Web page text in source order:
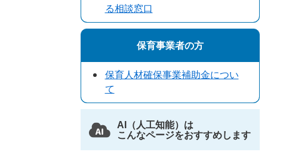
る相談窓口
保育事業者の方
保育人材確保事業補助金につい
て
AI（人工知能）は
こんなページをおすすめします